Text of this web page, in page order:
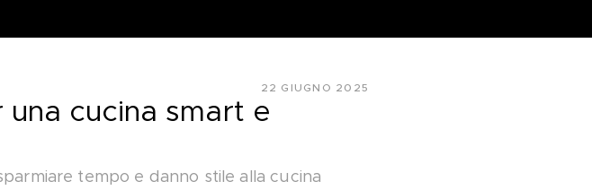
22 GIUGNO 2025
cucina smart e
tempo e danno stile alla cucina